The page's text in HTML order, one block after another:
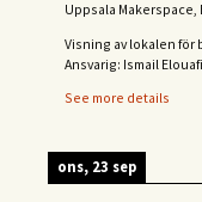
Uppsala Makerspace,
Visning av lokalen för
Ansvarig: Ismail
See more details
ons, 23 sep